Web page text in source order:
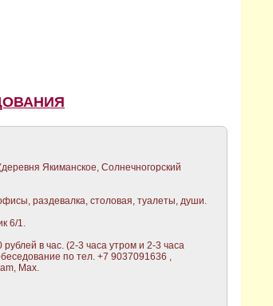
Якиманское, Солнечногорский
раздевалка, столовая, туалеты, души.
6/1.
в час. (2-3 часа утром и 2-3 часа
по тел. +7 9037091636 ,
Max.